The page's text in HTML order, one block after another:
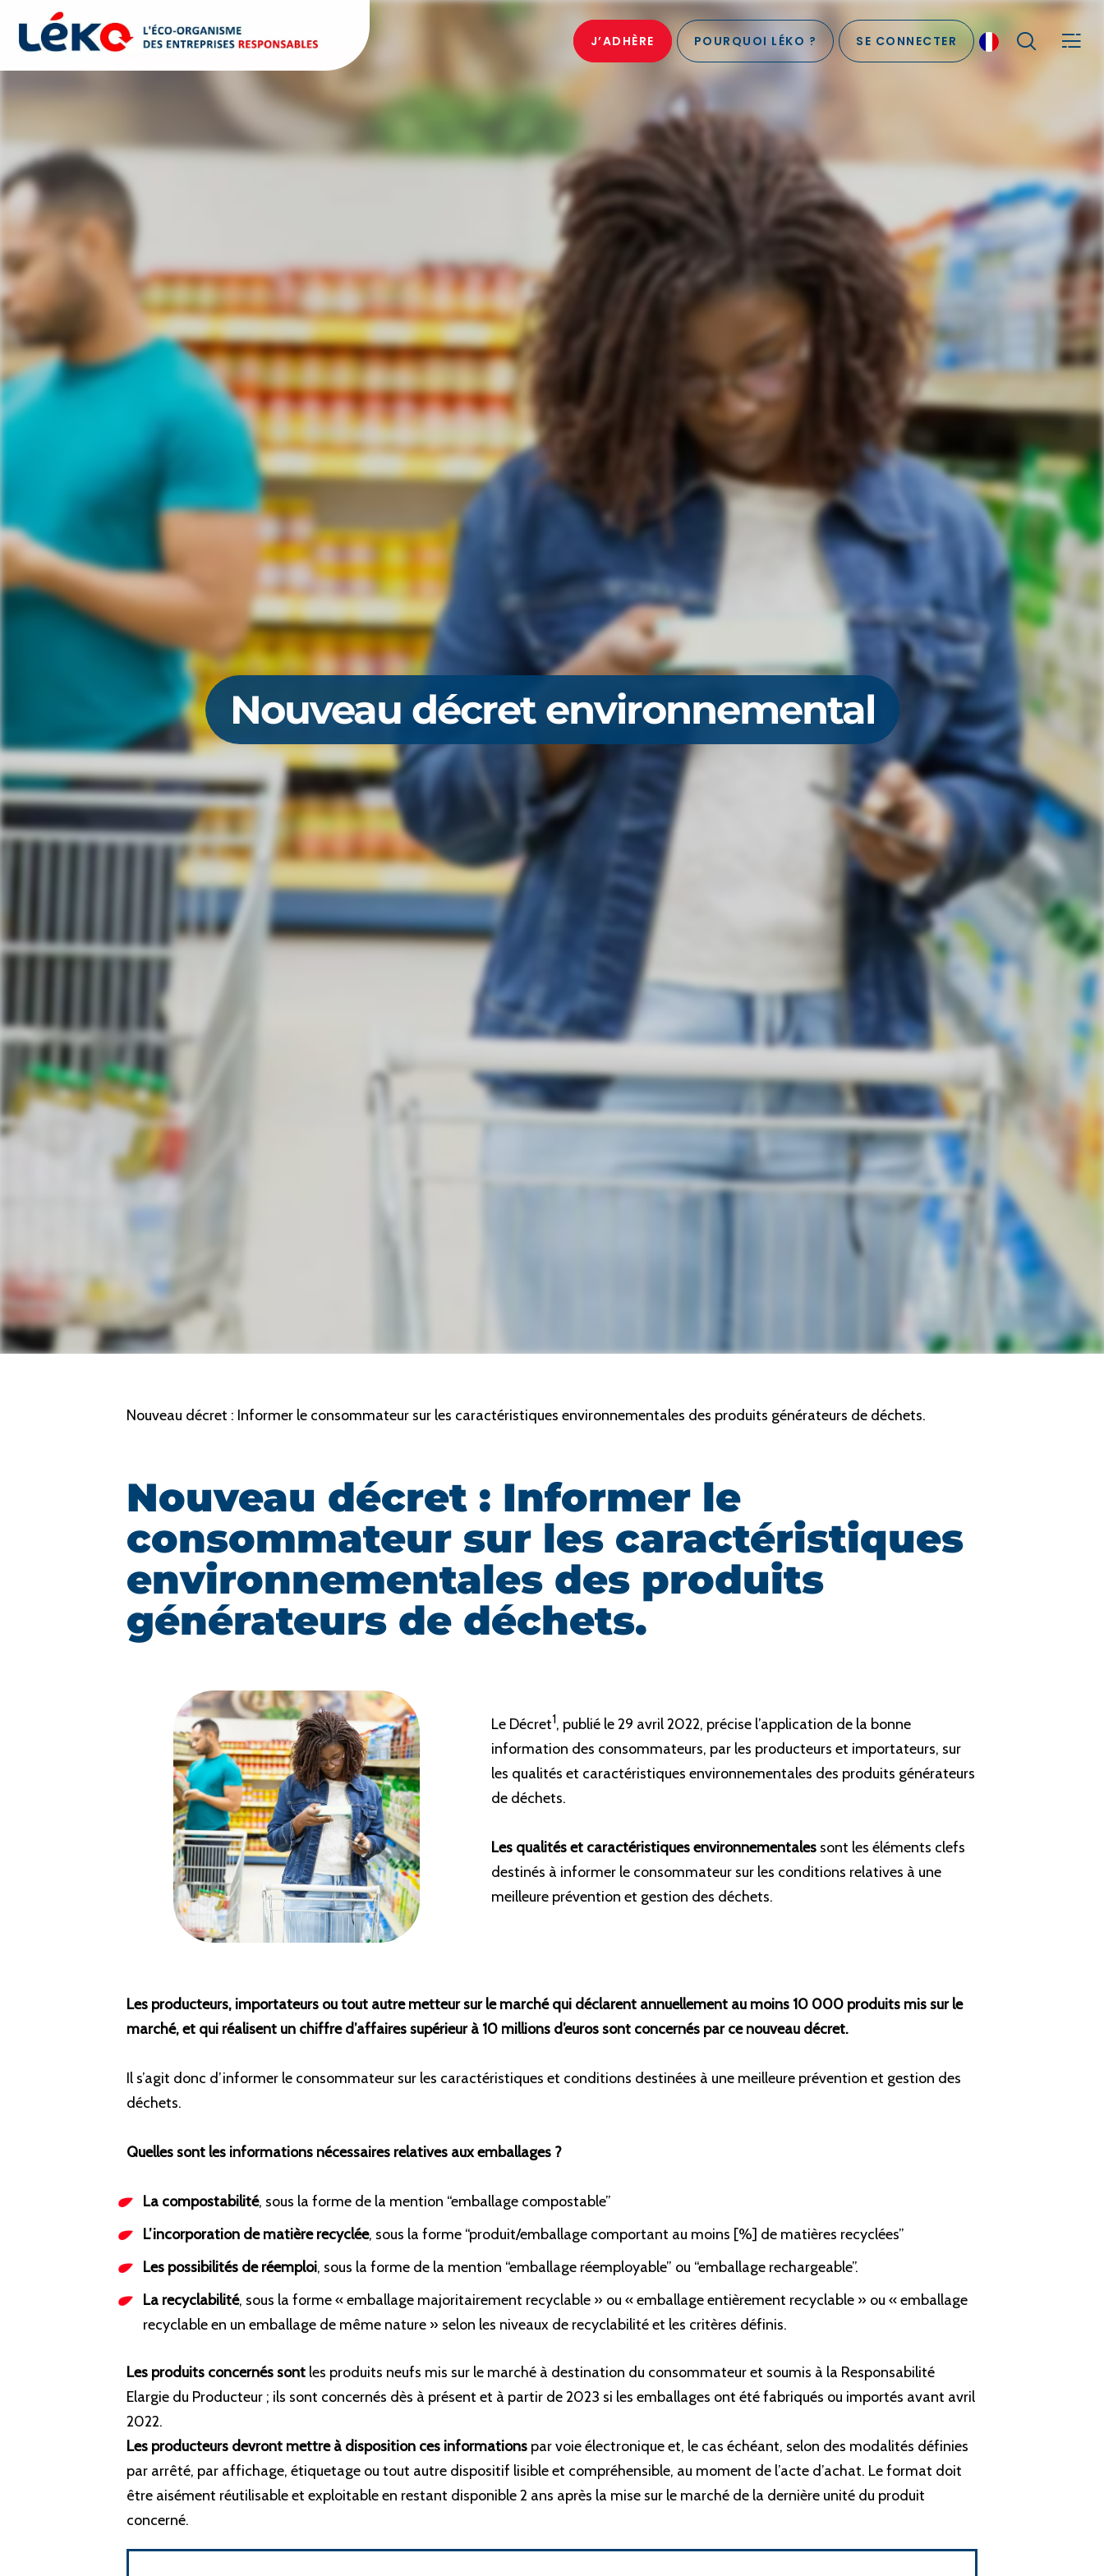
J’ADHÈRE POURQUOI LÉKO ? SE CONNECTER
Nouveau décret environnemental
Nouveau décret : Informer le consommateur sur les caractéristiques environnementales des produits générateurs de déchets.
Nouveau décret : Informer le
consommateur sur les caractéristiques
environnementales des produits
générateurs de déchets.
Le Décret1, publié le 29 avril 2022, précise l’application de la bonne
information des consommateurs, par les producteurs et importateurs, sur
les qualités et caractéristiques environnementales des produits générateurs
de déchets.
Les qualités et caractéristiques environnementales sont les éléments clefs
destinés à informer le consommateur sur les conditions relatives à une
meilleure prévention et gestion des déchets.
Les producteurs, importateurs ou tout autre metteur sur le marché qui déclarent annuellement au moins 10 000 produits mis sur le
marché, et qui réalisent un chiffre d’affaires supérieur à 10 millions d’euros sont concernés par ce nouveau décret.
Il s’agit donc d’informer le consommateur sur les caractéristiques et conditions destinées à une meilleure prévention et gestion des
déchets.
Quelles sont les informations nécessaires relatives aux emballages ?
La compostabilité, sous la forme de la mention “emballage compostable”
L’incorporation de matière recyclée, sous la forme “produit/emballage comportant au moins [%] de matières recyclées”
Les possibilités de réemploi, sous la forme de la mention “emballage réemployable” ou “emballage rechargeable”.
La recyclabilité, sous la forme « emballage majoritairement recyclable » ou « emballage entièrement recyclable » ou « emballage
recyclable en un emballage de même nature » selon les niveaux de recyclabilité et les critères définis.
Les produits concernés sont les produits neufs mis sur le marché à destination du consommateur et soumis à la Responsabilité
Elargie du Producteur ; ils sont concernés dès à présent et à partir de 2023 si les emballages ont été fabriqués ou importés avant avril
2022.
Les producteurs devront mettre à disposition ces informations par voie électronique et, le cas échéant, selon des modalités définies
par arrêté, par affichage, étiquetage ou tout autre dispositif lisible et compréhensible, au moment de l’acte d’achat. Le format doit
être aisément réutilisable et exploitable en restant disponible 2 ans après la mise sur le marché de la dernière unité du produit
concerné.